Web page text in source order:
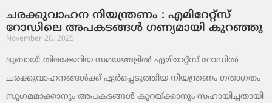
ചരക്കുവാഹന നിയന്ത്രണം : എമിറേറ്റ്സ്
റോഡിലെ അപകടങ്ങൾ ഗണ്യമായി കുറഞ്ഞു
November 20, 2025
ദുബായ്: തിരക്കേറിയ സമയങ്ങളിൽ എമിറേറ്റ്സ് റോഡിൽ
ചരക്കുവാഹനങ്ങൾക്ക് ഏർപ്പെടുത്തിയ നിയന്ത്രണം ഗതാഗതം
സുഗമമാക്കാനും അപകടങ്ങൾ കുറയ്ക്കാനും സഹായിച്ചതായി